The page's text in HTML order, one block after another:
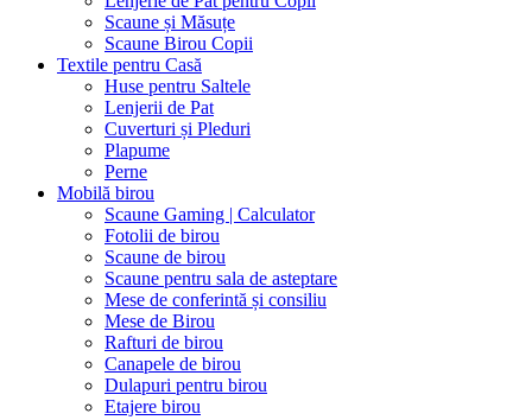
Scaune și Măsuțe
Scaune Birou Copii
Textile pentru Casă
Huse pentru Saltele
Lenjerii de Pat
Cuverturi și Pleduri
Plapume
Perne
Mobilă birou
Scaune Gaming | Calculator
Fotolii de birou
Scaune de birou
Scaune pentru sala de asteptare
Mese de conferintă și consiliu
Mese de Birou
Rafturi de birou
Canapele de birou
Dulapuri pentru birou
Etajere birou